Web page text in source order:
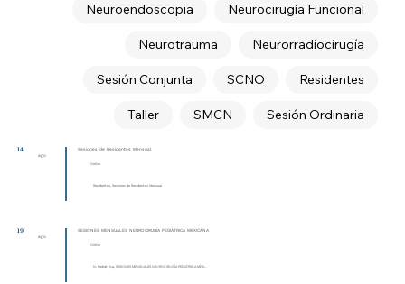
Neurocirugía Funcional
Neuroendoscopia
Neurorradiocirugía
Neurotrauma
Residentes
SCNO
Sesión Conjunta
Sesión Ordinaria
SMCN
Taller
14
ago
Sesiones de Residentes Mensual
Online
Residentes, Sesiones de Residentes Mensual
19
ago
SESIONES MENSUALES NEUROCIRUGÍA PEDIÁTRICA MEXICANA
Online
N. Pediátrica, SESIONES MENSUALES NEUROCIRUGÍA PEDIÁTRICA MEXI...